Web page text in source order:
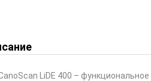
LiDE 400 –